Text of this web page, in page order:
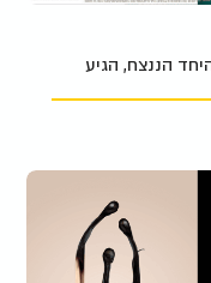
הננצח, הגיע